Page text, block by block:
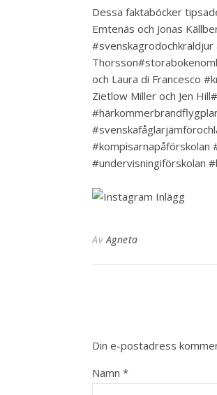
Dessa faktaböcker
Emtenäs och Jonas
#svenskagrodochkräldjur
och Laura di Francesco
Zietlow Miller och Jen
#kompisarnapåförskolan
#undervisningiförskolan
AvAgneta
Din e-postadress
Namn *